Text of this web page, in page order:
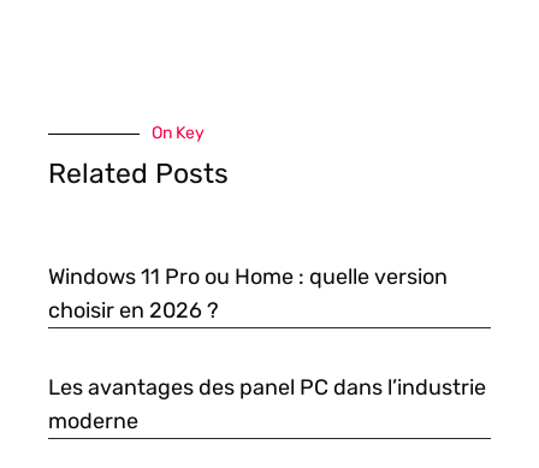
On Key
Related Posts
Windows 11 Pro ou Home : quelle version
choisir en 2026 ?
Les avantages des panel PC dans l’industrie
moderne